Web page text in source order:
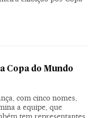
Copa do Mundo
com cinco nomes,
a equipe, que